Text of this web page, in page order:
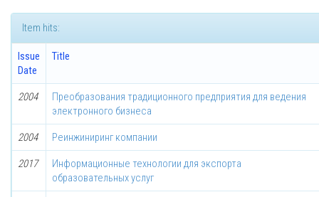
Item hits:
Issue
Date
Title
2004
Преобразования традиционного предприятия для ведения
электронного бизнеса
2004 Реинжиниринг компании
2017
Информационные технологии для экспорта
образовательных услуг